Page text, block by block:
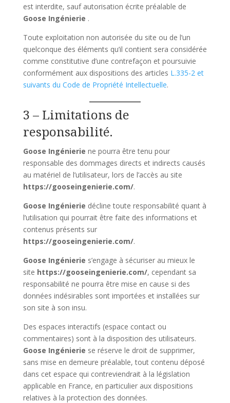
est interdite, sauf autorisation écrite préalable de
Goose Ingénierie .
Toute exploitation non autorisée du site ou de l’un
quelconque des éléments qu’il contient sera considérée
comme constitutive d’une contrefaçon et poursuivie
conformément aux dispositions des articles L.335-2 et
suivants du Code de Propriété Intellectuelle.
3 – Limitations de
responsabilité.
Goose Ingénierie ne pourra être tenu pour
responsable des dommages directs et indirects causés
au matériel de l’utilisateur, lors de l’accès au site
https://gooseingenierie.com/.
Goose Ingénierie décline toute responsabilité quant à
l’utilisation qui pourrait être faite des informations et
contenus présents sur
https://gooseingenierie.com/.
Goose Ingénierie s’engage à sécuriser au mieux le
site https://gooseingenierie.com/, cependant sa
responsabilité ne pourra être mise en cause si des
données indésirables sont importées et installées sur
son site à son insu.
Des espaces interactifs (espace contact ou
commentaires) sont à la disposition des utilisateurs.
Goose Ingénierie se réserve le droit de supprimer,
sans mise en demeure préalable, tout contenu déposé
dans cet espace qui contreviendrait à la législation
applicable en France, en particulier aux dispositions
relatives à la protection des données.